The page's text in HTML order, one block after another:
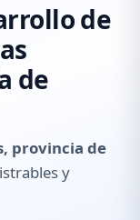
de
de
provincia de
y